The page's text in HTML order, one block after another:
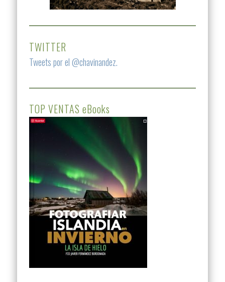
TWITTER
Tweets por el @chavinandez.
TOP VENTAS eBooks